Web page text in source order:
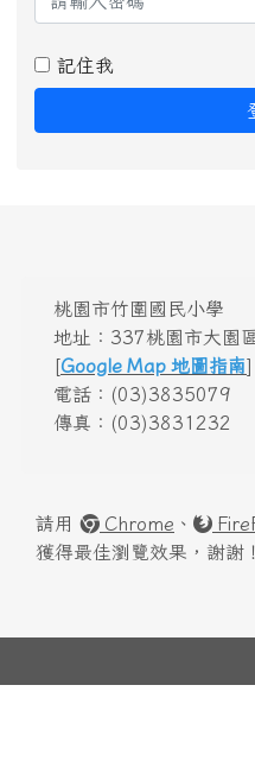
記住我
桃園市竹圍國民小學
地址：337桃園市大園
[Google Map 地圖指南]
電話：(03)3835079
傳真：(03)3831232
請用 Chrome 、
獲得最佳瀏覽效果，謝謝！